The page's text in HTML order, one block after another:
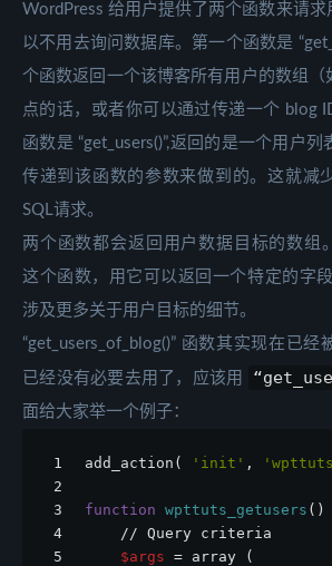
WordPress 给用户提供了两个函数来请求
以不用去询问数据库。第一个函数是
个函数返回一个该博客所有用户的数组（
点的话，或者你可以通过传递一个 blog
函数是 “get_users()”,返回的是一个用户
传递到该函数的参数来做到的。这就减
SQL请求。
两个函数都会返回用户数据目标的数组
这个函数，用它可以返回一个特定的字
涉及更多关于用户目标的细节。
“get_users_of_blog()” 函数其实现在已
已经没有必要去用了，应该用
面给大家举一个例子：
1
2
3
4
5
add_action( 'init' ,
function wpttuts_getusers ()
    // Query criteria
$args = array (